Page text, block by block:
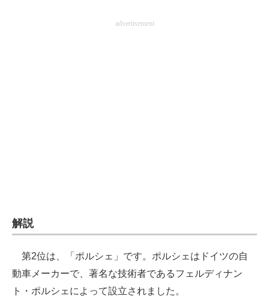
advertisement
解説
第2位は、「ポルシェ」です。ポルシェはドイツの自
動車メーカーで、著名な技術者であるフェルディナン
ト・ポルシェによって設立されました。